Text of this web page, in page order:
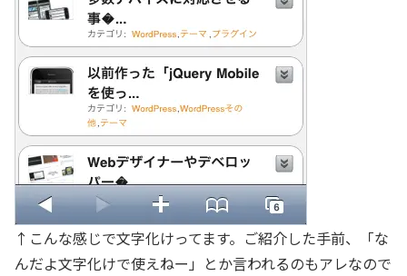
↑こんな感じで文字化けってます。ご紹介した手前、「な
んだよ文字化けで使えねー」とか言われるのもアレなので